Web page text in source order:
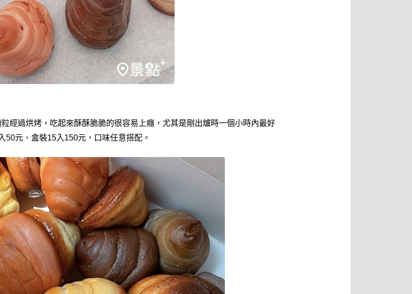
經過烘烤，吃起來酥酥脆脆的很容易上癮，尤其是剛出爐時一個小時內最好
50元、盒裝15入150元，口味任意搭配。